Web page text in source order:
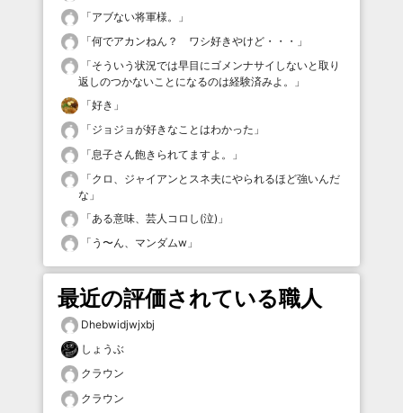
「アブない将軍様。
」
「何でアカンねん？ ワシ好きやけど・・・ 」
「そういう状況では早目にゴメンナサイしないと取り
返しのつかないことになるのは経験済みよ。
」
「好き 」
「ジョジョが好きなことはわかった 」
「息子さん飽きられてますよ。
」
「クロ、ジャイアンとスネ夫にやられるほど強いんだ
な 」
「ある意味、芸人コロし(泣) 」
「 う〜ん、マンダムw 」
最近の評価されている職人
Dhebwidjwjxbj
しょうぶ
クラウン
クラウン